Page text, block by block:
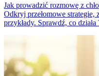
Jak prowadzić rozmowę z
Odkryj przełomowe strategie,
przykłady. Sprawdź, co